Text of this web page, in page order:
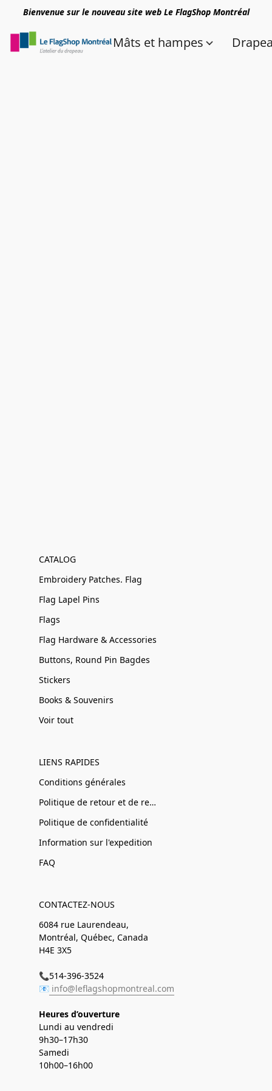
Bienvenue sur le nouveau site web Le FlagShop Montréal
Mâts et hampes
CATALOG
Embroidery Patches. Flag
Flag Lapel Pins
Flags
Flag Hardware & Accessories
Buttons, Round Pin Bagdes
Stickers
Books & Souvenirs
Voir tout
LIENS RAPIDES
Conditions générales
Politique de retour et de remboursement
Politique de confidentialité
Information sur l'expedition
FAQ
CONTACTEZ-NOUS
6084 rue Laurendeau,
Montréal, Québec, Canada
H4E 3X5
📞514-396-3524
📧 info@leflagshopmontreal.com
Heures d’ouverture
Lundi au vendredi
9h30–17h30
Samedi
10h00–16h00